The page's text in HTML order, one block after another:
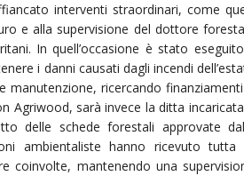
interventi straordinari, come
e alla supervisione del dottore
In quell’occasione è stato
i danni causati dagli incendi
manutenzione, ricercando
Agriwood, sarà invece la ditta
delle schede forestali approvate
ambientaliste hanno ricevuto tutta
coinvolte, mantenendo una